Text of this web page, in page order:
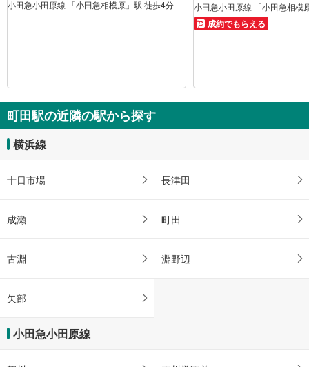
小田急小田原線 「小田急相模原」駅 徒歩4分
小田急小田原線 「小田急相模
成約でもらえる
町田駅の近隣の駅から探す
横浜線
十日市場 長津田
成瀬 町田
古淵 淵野辺
矢部
小田急小田原線